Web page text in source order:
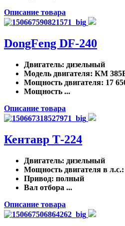
Описание товара
DongFeng DF-240
Двигатель: дизельный
Модель двигателя: КМ
Мощность двигателя: 17
Мощность ...
Описание товара
Кентавр Т-224
Двигатель: дизельный
Мощность двигателя в л.с.
Привод: полный
Вал отбора ...
Описание товара